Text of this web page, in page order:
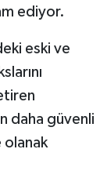
ediyor.
eski ve
daha güvenli